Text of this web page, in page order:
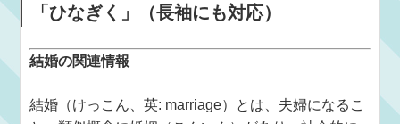
「ひなぎく」（長袖にも対応）
結婚の関連情報
結婚（けっこん、英: marriage）とは、夫婦になるこ